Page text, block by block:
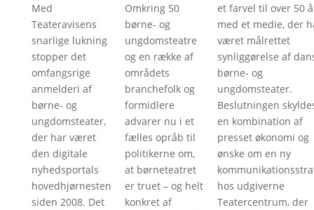
Med
Teateravisens
snarlige lukning
stopper det
omfangsrige
anmelderi af
børne- og
ungdomsteater,
der har været
den digitale
nyhedsportals
hovedhjørnesten
siden 2008. Det
Omkring 50
børne- og
ungdomsteatre
og en række af
områdets
branchefolk og
formidlere
advarer nu i et
fælles opråb til
politikerne om,
at børneteatret
er truet – og helt
konkret af
et farvel til over 50
med et medie, der
været målrettet
synliggørelse af
børne- og
ungdomsteater.
Beslutningen
en kombination af
presset økonomi og
ønske om en ny
hos udgiverne
Teatercentrum, der